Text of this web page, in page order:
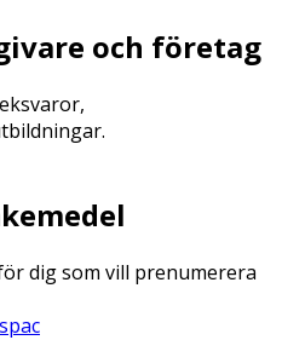
och företag
dig som vill prenumerera